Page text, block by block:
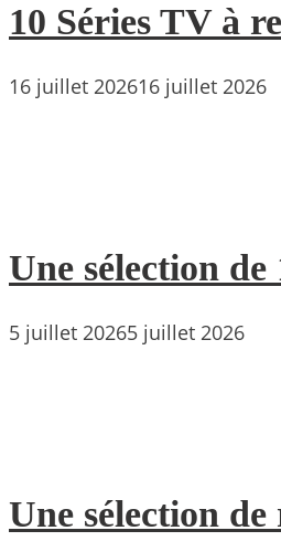
10 Séries TV à
16 juillet 202616 juillet 2026
Une sélection
5 juillet 20265 juillet 2026
Une sélection